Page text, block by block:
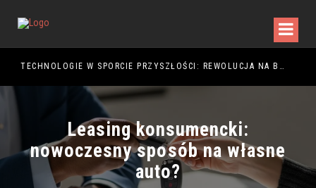
TECHNOLOGIE W SPORCIE PRZYSZŁOŚCI: REWOLUCJA NA BOISKU
Leasing konsumencki:
nowoczesny sposób na własne
auto?